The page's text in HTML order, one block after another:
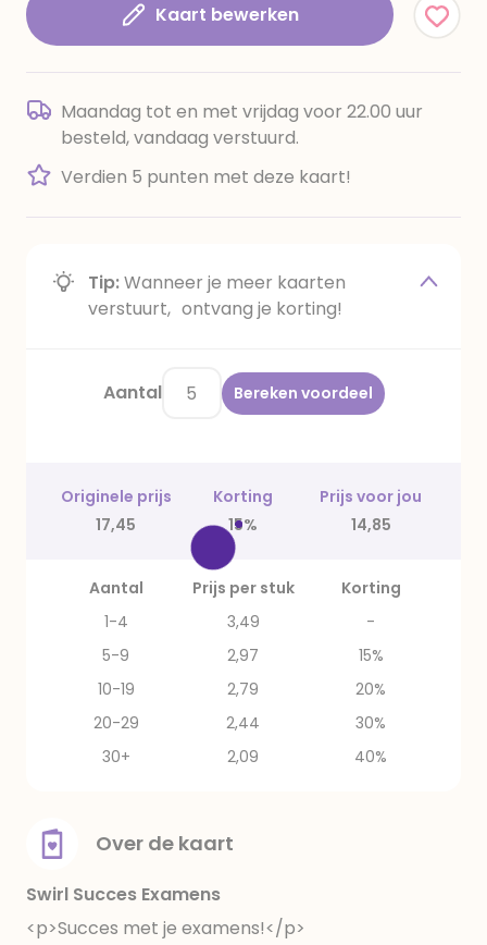
Kaart bewerken
Maandag tot en met vrijdag voor 22.00 uur
besteld, vandaag verstuurd.
Verdien 5 punten met deze kaart!
Tip:Wanneer je meer kaarten
verstuurt, ontvang je korting!
Aantal Bereken voordeel
Originele prijs Korting
Prijs voor jou
17,45
15% 14,85
Aantal Prijs per stuk
Korting
1-4
3,49
-
5-9
2,97
15%
10-19
2,79
20%
20-29
2,44
30%
30+
2,09 40%
Over de kaart
Swirl Succes Examens
<p>Succes met je examens!</p>